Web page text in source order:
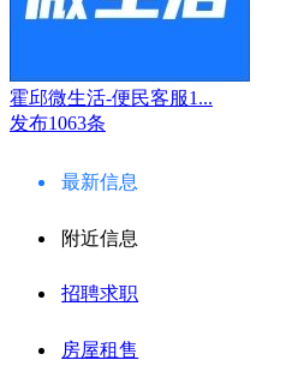
霍邱微生活-便民客服1...
发布1063条
最新信息
附近信息
招聘求职
房屋租售